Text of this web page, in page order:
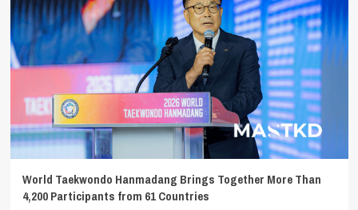
World Taekwondo Hanmadang Brings Together More Than
4,200 Participants from 61 Countries